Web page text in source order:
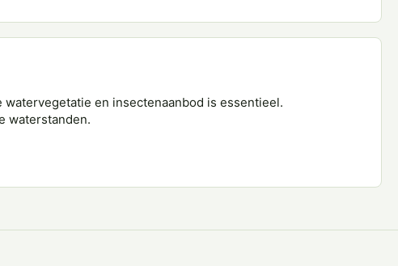
en insectenaanbod is essentieel.
waterstanden.